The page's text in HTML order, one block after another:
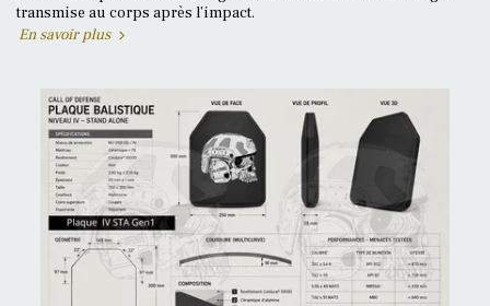
transmise au corps après l’impact.
En savoir plus